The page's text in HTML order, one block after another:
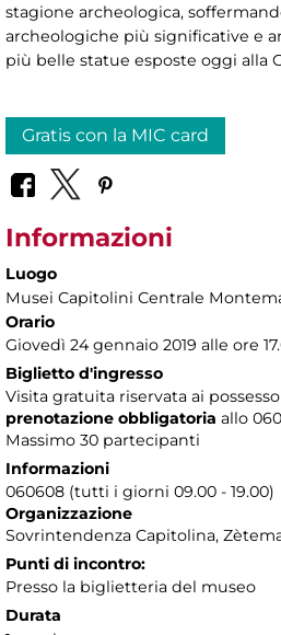
stagione archeologica,
archeologiche più significative e
più belle statue esposte oggi alla
Gratis con la MIC card
Informazioni
Luogo
Musei Capitolini Centrale
Orario
Giovedì 24 gennaio 2019 alle ore
Biglietto d'ingresso
Visita gratuita riservata ai
prenotazione obbligatoria allo
Massimo 30 partecipanti
Informazioni
060608 (tutti i giorni 09.00 - 19.00)
Organizzazione
Sovrintendenza Capitolina,
Punti di incontro:
Presso la biglietteria del museo
Durata